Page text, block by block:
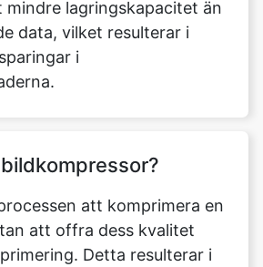
att offra dess kvalitet
bilden behåller sitt
egenskaper, men i en
storlek, vilket tar mindre